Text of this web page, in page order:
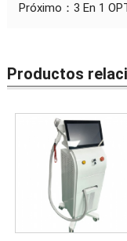
Próximo： 3 En 1
Productos